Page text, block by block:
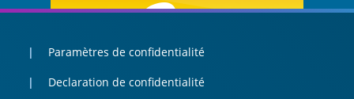
Paramètres de confidentialité
Declaration de confidentialité